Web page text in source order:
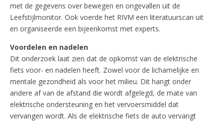
met de gegevens over bewegen en ongevallen uit de
Leefstijlmonitor. Ook voerde het RIVM een literatuurscan uit
en organiseerde een bijeenkomst met experts.
Voordelen en nadelen
Dit onderzoek laat zien dat de opkomst van de elektrische
fiets voor- en nadelen heeft. Zowel voor de lichamelijke en
mentale gezondheid als voor het milieu. Dit hangt onder
andere af van de afstand die wordt afgelegd, de mate van
elektrische ondersteuning en het vervoersmiddel dat
vervangen wordt. Als de elektrische fiets de auto vervangt